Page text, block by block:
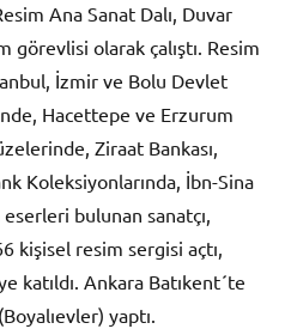
Ana Sanat Dalı, Duvar
görevlisi olarak çalıştı. Resim
İzmir ve Bolu Devlet
Hacettepe ve Erzurum
Ziraat Bankası,
Koleksiyonlarında, İbn-Sina
bulunan sanatçı,
kişisel resim sergisi açtı,
katıldı. Ankara Batıkent´te
yaptı.